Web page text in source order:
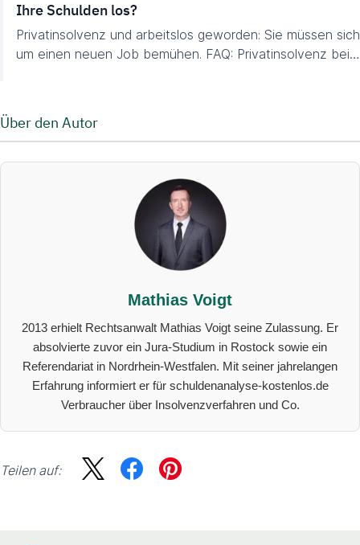
Ihre Schulden los?
Privatinsolvenz und arbeitslos geworden: Sie müssen sich
um einen neuen Job bemühen. FAQ: Privatinsolvenz bei…
Über den Autor
Mathias Voigt
2013 erhielt Rechtsanwalt Mathias Voigt seine Zulassung. Er
absolvierte zuvor ein Jura-Studium in Rostock sowie ein
Referendariat in Nordrhein-Westfalen. Mit seiner jahrelangen
Erfahrung informiert er für schuldenanalyse-kostenlos.de
Verbraucher über Insolvenzverfahren und Co.
Teilen auf: